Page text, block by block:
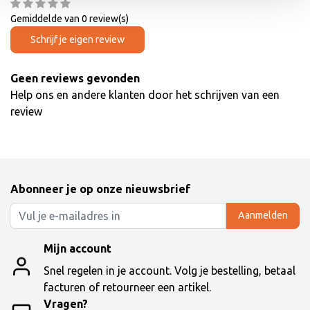
Gemiddelde van 0 review(s)
Schrijf je eigen review
Geen reviews gevonden
Help ons en andere klanten door het schrijven van een
review
Abonneer je op onze nieuwsbrief
Aanmelden
Mijn account
Snel regelen in je account. Volg je bestelling, betaal
facturen of retourneer een artikel.
Vragen?